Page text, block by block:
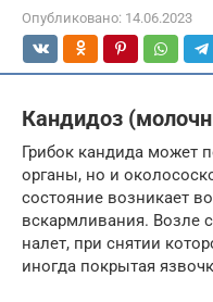
Опубликовано: 14.06.2023
Кандидоз
Грибок кандида может
органы, но и
состояние возникает
вскармливания. Возле
налет, при снятии
иногда покрытая